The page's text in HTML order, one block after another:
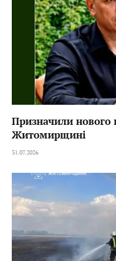
Призначили нового
Житомирщині
31.07.2026